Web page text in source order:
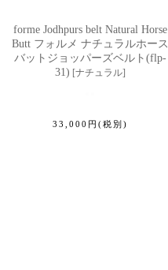
forme Jodhpurs belt Natural Horse
Butt フォルメ ナチュラルホース
バットジョッパーズベルト(flp-
31) [ナチュラル]
33,000 円 (税別)